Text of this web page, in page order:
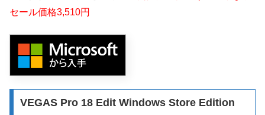
セール価格3,510円
VEGAS Pro 18 Edit Windows Store Edition